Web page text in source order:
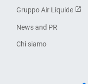
Gruppo Air Liquide
News and PR
Chi siamo